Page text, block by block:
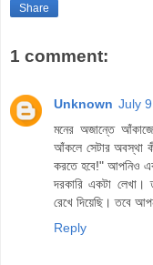
Share
1 comment:
Unknown July
মনের অজান্তে
আঁকলে সেটার অবস্থা
করতে হবে!" আপনিও
দরকারি একটা
রেখে দিয়েছি। তবে
Reply